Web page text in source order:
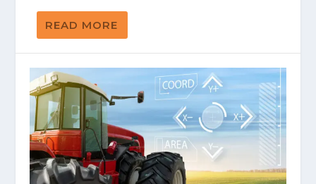
READ MORE